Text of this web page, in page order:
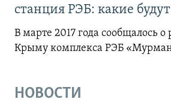
станция РЭБ: какие
В марте 2017 года сообщалось
Крыму комплекса РЭБ
НОВОСТИ